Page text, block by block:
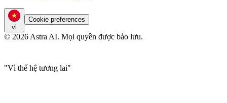
vi
Cookie preferences
© 2026 Astra AI. Mọi quyền được bảo lưu.
"Vì thế hệ tương lai"